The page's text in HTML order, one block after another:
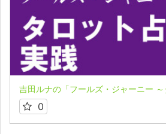
0